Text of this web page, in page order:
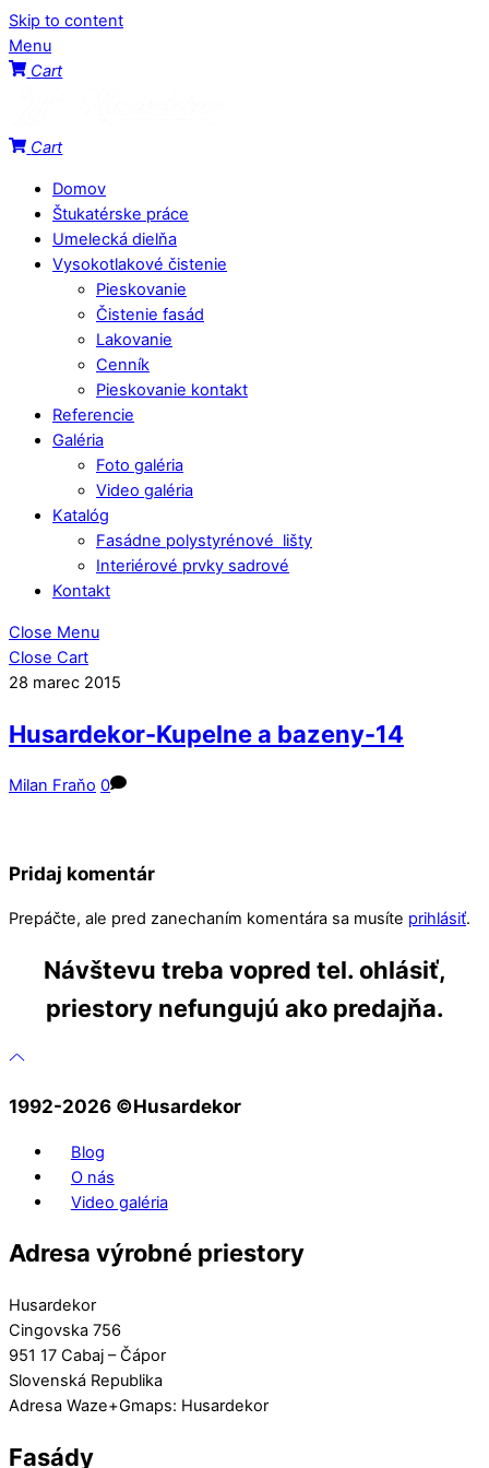
Skip to content
Menu
Cart
Cart
Domov
Štukatérske práce
Umelecká dielňa
Vysokotlakové čistenie
Pieskovanie
Čistenie fasád
Lakovanie
Cenník
Pieskovanie kontakt
Referencie
Galéria
Foto galéria
Video galéria
Katalóg
Fasádne polystyrénové lišty
Interiérové prvky sadrové
Kontakt
Close Menu
Close Cart
28 marec 2015
Husardekor-Kupelne a bazeny-14
Milan Fraňo 0
Pridaj komentár
Prepáčte, ale pred zanechaním komentára sa musíte prihlásiť.
Návštevu treba vopred tel. ohlásiť,
priestory nefungujú ako predajňa.
1992-2026 ©️Husardekor
Blog
O nás
Video galéria
Adresa výrobné priestory
Husardekor
Cingovska 756
951 17 Cabaj – Čápor
Slovenská Republika
Adresa Waze+Gmaps: Husardekor
Fasády